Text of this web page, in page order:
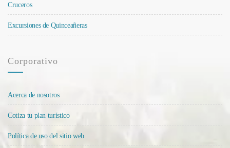
Cruceros
Excursiones de Quinceañeras
Corporativo
Acerca de nosotros
Cotiza tu plan turístico
Política de uso del sitio web